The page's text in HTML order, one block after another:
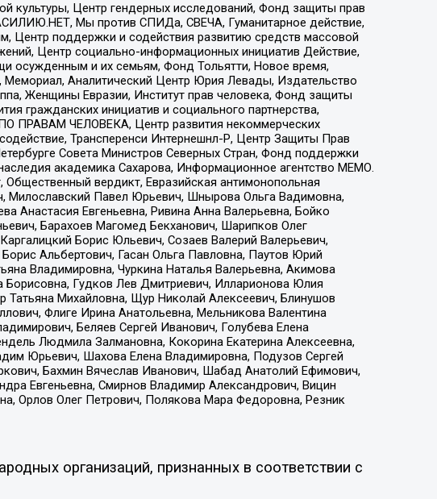
культуры, Центр гендерных исследований, Фонд защиты прав
Мы против СПИДа, СВЕЧА, Гуманитарное действие,
Центр поддержки и содействия развитию средств массовой
Центр социально-информационных инициатив Действие,
осужденным и их семьям, Фонд Тольятти, Новое время,
Мемориал, Аналитический Центр Юрия Левады, Издательство
Женщины Евразии, Институт прав человека, Фонд защиты
гражданских инициатив и социального партнерства,
ПРАВАМ ЧЕЛОВЕКА, Центр развития некоммерческих
Трансперенси Интернешнл-Р, Центр Защиты Прав
Совета Министров Северных Стран, Фонд поддержки
академика Сахарова, Информационное агентство МЕМО.
вердикт, Евразийская антимонопольная
Милославский Павел Юрьевич, Шнырова Ольга Вадимовна,
Анастасия Евгеньевна, Ривина Анна Валерьевна, Бойко
Барахоев Магомед Бекханович, Шарипков Олег
Борис Юльевич, Созаев Валерий Валерьевич,
Альбертович, Гасан Ольга Павловна, Паутов Юрий
Владимировна, Чуркина Наталья Валерьевна, Акимова
Борисовна, Гудков Лев Дмитриевич, Илларионова Юлия
Татьяна Михайловна, Щур Николай Алексеевич, Блинушов
Флиге Ирина Анатольевна, Мельникова Валентина
Беляев Сергей Иванович, Голубева Елена
Людмила Залмановна, Кокорина Екатерина Алексеевна,
Юрьевич, Шахова Елена Владимировна, Подузов Сергей
Бахмин Вячеслав Иванович, Шабад Анатолий Ефимович,
Евгеньевна, Смирнов Владимир Александрович, Вицин
Орлов Олег Петрович, Полякова Мара Федоровна, Резник
организаций, признанных в соответствии с